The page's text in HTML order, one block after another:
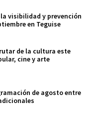
visibilidad y prevención
en Teguise
de la cultura este
cine y arte
de agosto entre